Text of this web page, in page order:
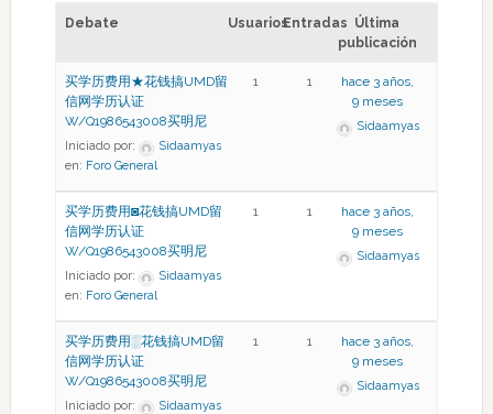
Debate UsuariosEntradas Última
publicación
买学历费用★花钱搞UMD留
信网学历认证
W/Q1986543008买明尼
Iniciado por:
Sidaamyas
en: Foro General
1 1
hace 3 años,
9 meses
Sidaamyas
买学历费用◙花钱搞UMD留
信网学历认证
W/Q1986543008买明尼
Iniciado por:
Sidaamyas
en: Foro General
1 1
hace 3 años,
9 meses
Sidaamyas
买学历费用░花钱搞UMD留
信网学历认证
W/Q1986543008买明尼
Iniciado por:
Sidaamyas
1 1
hace 3 años,
9 meses
Sidaamyas